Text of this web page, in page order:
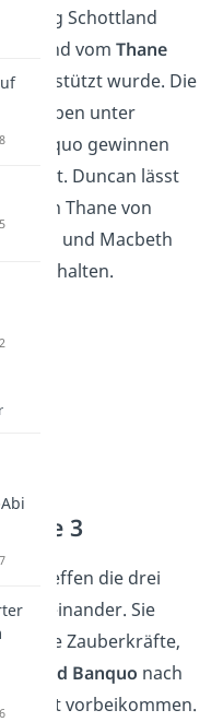
König Schottland
hat und vomThane
unterstützt wurde. Die
Truppen unter
Banquo gewinnen
Duncan lässt
Thane von
und Macbeth
Titel erhalten.
3
treffen die drei
aufeinander. Sie
ihre Zauberkräfte,
und Banquo nach
dort vorbeikommen.